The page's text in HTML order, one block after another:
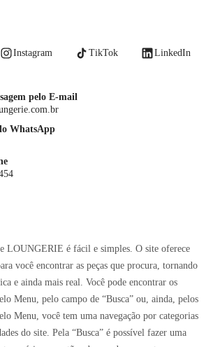
Instagram TikTok LinkedIn
pelo E-mail
WhatsApp
LOUNGERIE é fácil e simples. O site oferece
você encontrar as peças que procura, tornando
e ainda mais real. Você pode encontrar os
Menu, pelo campo de “Busca” ou, ainda, pelos
Menu, você tem uma navegação por categorias
do site. Pela “Busca” é possível fazer uma